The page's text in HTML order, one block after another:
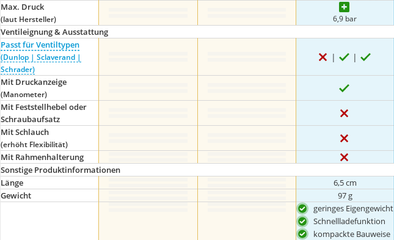
Max. Druck
(laut Hersteller) 6,9 bar
Ventileignung & Ausstattung
Passt für Ventiltypen
(Dunlop | Sclaverand |
Schrader)
Mit Druckanzeige
(Manometer)
Mit Feststellhebel oder
Schraubaufsatz
Mit Schlauch
(erhöht Flexibilität)
Mit Rahmenhalterung
Sonstige Produktinformationen
Länge
6,5 cm
Gewicht
97 g
geringes Eigengewicht
Schnellladefunktion
kompackte Bauweise